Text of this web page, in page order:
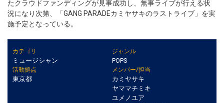
たクラウドファンディングが見事成功し、無事ライブが行える状
況になり次第、「GANG PARADEカミヤサキのラストライブ」を実
施予定となっている。
カテゴリ
ミュージシャン
ジャンル
POPS
活動拠点
東京都
メンバー/担当
カミヤサキ
ヤママチミキ
ユメノユア